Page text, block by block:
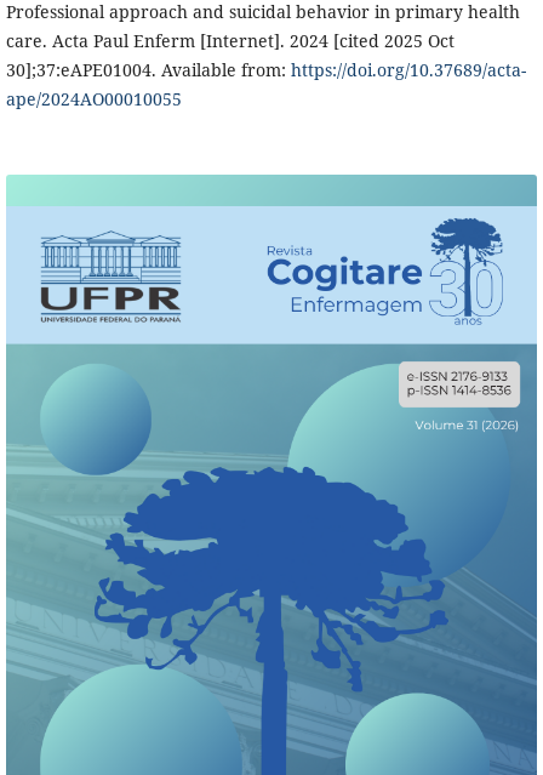
Professional approach and suicidal behavior in primary health
care. Acta Paul Enferm [Internet]. 2024 [cited 2025 Oct
30];37:eAPE01004. Available from: https://doi.org/10.37689/acta-
ape/2024AO00010055